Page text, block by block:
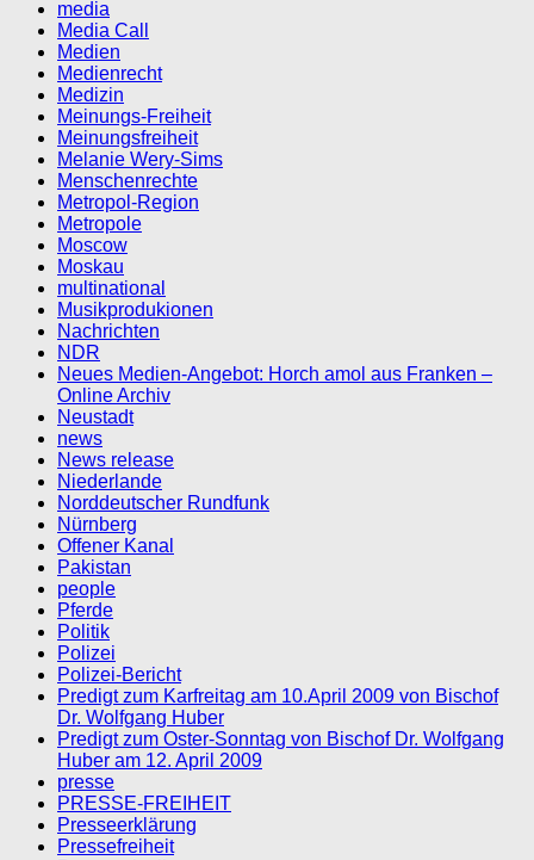
media
Media Call
Medien
Medienrecht
Medizin
Meinungs-Freiheit
Meinungsfreiheit
Melanie Wery-Sims
Menschenrechte
Metropol-Region
Metropole
Moscow
Moskau
multinational
Musikprodukionen
Nachrichten
NDR
Neues Medien-Angebot: Horch amol aus Franken –
Online Archiv
Neustadt
news
News release
Niederlande
Norddeutscher Rundfunk
Nürnberg
Offener Kanal
Pakistan
people
Pferde
Politik
Polizei
Polizei-Bericht
Predigt zum Karfreitag am 10.April 2009 von Bischof
Dr. Wolfgang Huber
Predigt zum Oster-Sonntag von Bischof Dr. Wolfgang
Huber am 12. April 2009
presse
PRESSE-FREIHEIT
Presseerklärung
Pressefreiheit